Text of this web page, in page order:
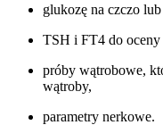
glukozę na czczo
TSH i FT4 do
próby wątrobowe,
wątroby,
parametry nerkowe.